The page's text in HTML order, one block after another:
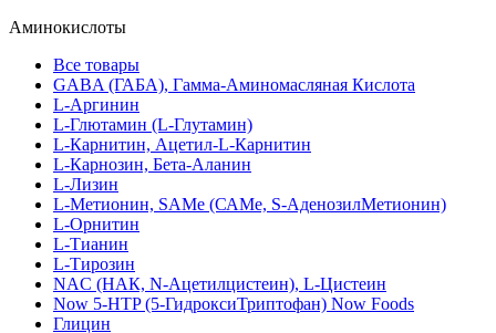
Аминокислоты
Все товары
GABA (ГАБА), Гамма-Аминомасляная Кислота
L-Аргинин
L-Глютамин (L-Глутамин)
L-Карнитин, Ацетил-L-Карнитин
L-Карнозин, Бета-Аланин
L-Лизин
L-Метионин, SAMe (САМе, S-АденозилМетионин)
L-Орнитин
L-Тианин
L-Тирозин
NAC (НАК, N-Ацетилцистеин), L-Цистеин
Now 5-HTP (5-ГидроксиТриптофан) Now Foods
Глицин